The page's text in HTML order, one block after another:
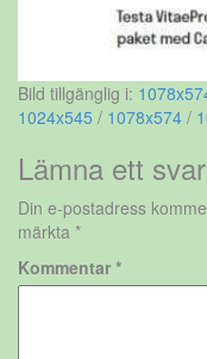
Bild tillgänglig i:
1024x545 / 1078x574 /
Lämna ett svar
Din e-postadress
märkta *
Kommentar *